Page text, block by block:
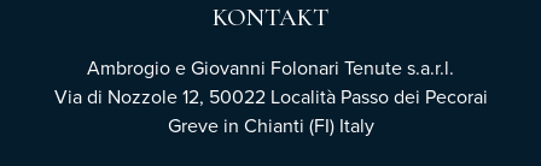
KONTAKT
Ambrogio e Giovanni Folonari Tenute s.a.r.l.
Via di Nozzole 12, 50022 Località Passo dei Pecorai
Greve in Chianti (FI) Italy